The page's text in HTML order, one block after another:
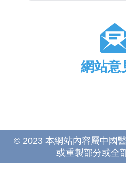
網站意
© 2023 本網站內容屬中國
或重製部分或全